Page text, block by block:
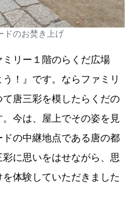
のお焚き上げ
リー１階のらくだ広場
！』です。ならファミリ
唐三彩を模したらくだの
今は、屋上でその姿を見
の中継地点である唐の都
に思いをはせながら、思
体験していただきました